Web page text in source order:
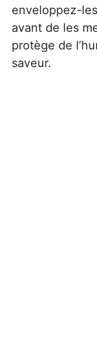
enveloppez-
avant de les
protège de
saveur.